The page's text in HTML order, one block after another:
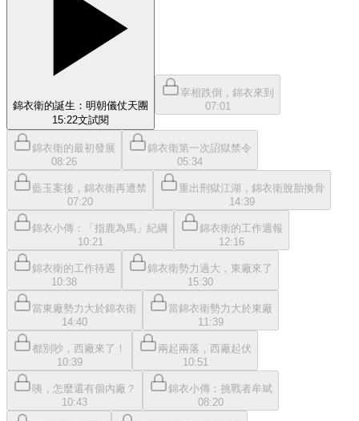
錦衣衛的誕生：明朝儀仗天團
15:22文試閱
宰相跌倒，錦衣來到
07:01
錦衣衛的最初發展
08:26
錦衣衛第一次詔獄禁令
05:34
藍玉案後，錦衣衛再遭禁
07:20
重出刑獄江湖，錦衣衛脫胎換骨
14:39
錦衣小傳：「指鹿為馬」紀綱
10:21
錦衣衛的工作週報
12:16
錦衣衛的工作待遇
10:38
錦衣衛勢力過大，東廠來了
15:30
當東廠勢力大於錦衣衛
14:40
當錦衣衛勢力大於東廠
11:39
都別吵，西廠來了！
10:39
兩起兩落，西廠起伏
10:51
咦，怎麼還有個內廠？
10:43
錦衣小傳：挑戰者牟斌
08:20